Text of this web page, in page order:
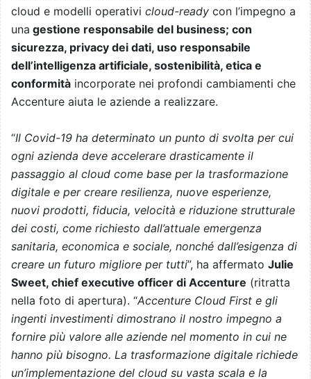
cloud e modelli operativi cloud-ready con l’impegno a
una gestione responsabile del business; con
sicurezza, privacy dei dati, uso responsabile
dell’intelligenza artificiale, sostenibilità, etica e
conformità incorporate nei profondi cambiamenti che
Accenture aiuta le aziende a realizzare.
“Il Covid-19 ha determinato un punto di svolta per cui
ogni azienda deve accelerare drasticamente il
passaggio al cloud come base per la trasformazione
digitale e per creare resilienza, nuove esperienze,
nuovi prodotti, fiducia, velocità e riduzione strutturale
dei costi, come richiesto dall’attuale emergenza
sanitaria, economica e sociale, nonché dall’esigenza di
creare un futuro migliore per tutti”, ha affermato Julie
Sweet, chief executive officer di Accenture (ritratta
nella foto di apertura). “Accenture Cloud First e gli
ingenti investimenti dimostrano il nostro impegno a
fornire più valore alle aziende nel momento in cui ne
hanno più bisogno. La trasformazione digitale richiede
un’implementazione del cloud su vasta scala e la